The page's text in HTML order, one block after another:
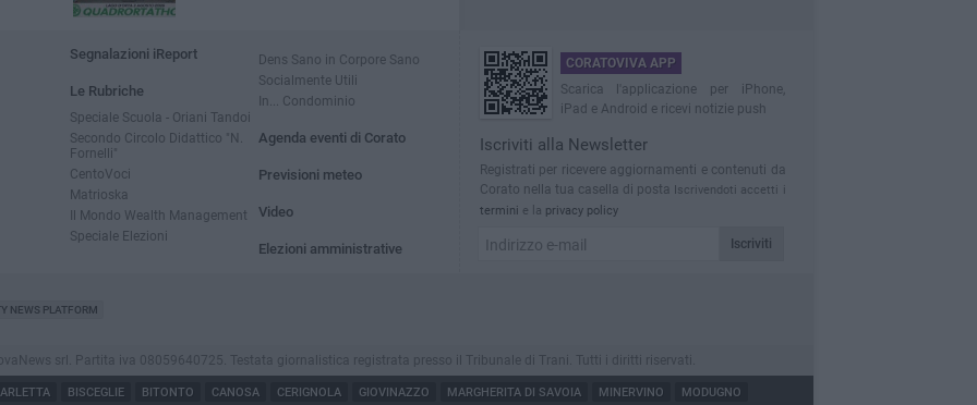
Segnalazioni iReport
Le Rubriche
Speciale Scuola - Oriani Tandoi
Secondo Circolo Didattico "N.
Fornelli"
CentoVoci
Matrioska
Il Mondo Wealth Management
Speciale Elezioni
Dens Sano in Corpore Sano
Socialmente Utili
In... Condominio
Agenda eventi di Corato
Previsioni meteo
Video
Elezioni amministrative
CORATOVIVA APP
Scarica l'applicazione per iPhone,
iPad e Android e ricevi notizie push
Iscriviti alla Newsletter
Registrati per ricevere aggiornamenti e contenuti da
Corato nella tua casella di posta Iscrivendoti accetti i
termini e la privacy policy
Iscriviti
NEWS PLATFORM
srl. Partita iva 08059640725. Testata giornalistica registrata presso il Tribunale di Trani. Tutti i diritti riservati.
BISCEGLIE BITONTO CANOSA CERIGNOLA GIOVINAZZO MARGHERITA DI SAVOIA MINERVINO MODUGNO